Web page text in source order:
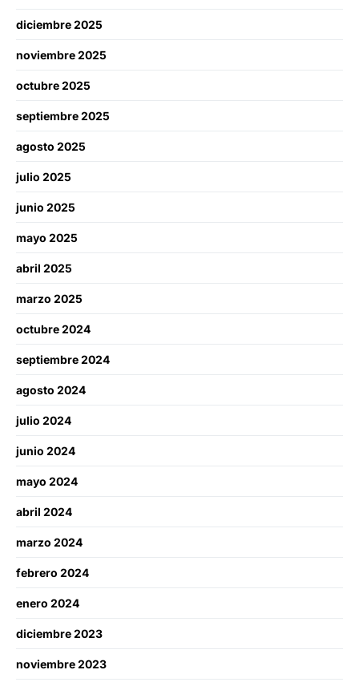
diciembre 2025
noviembre 2025
octubre 2025
septiembre 2025
agosto 2025
julio 2025
junio 2025
mayo 2025
abril 2025
marzo 2025
octubre 2024
septiembre 2024
agosto 2024
julio 2024
junio 2024
mayo 2024
abril 2024
marzo 2024
febrero 2024
enero 2024
diciembre 2023
noviembre 2023